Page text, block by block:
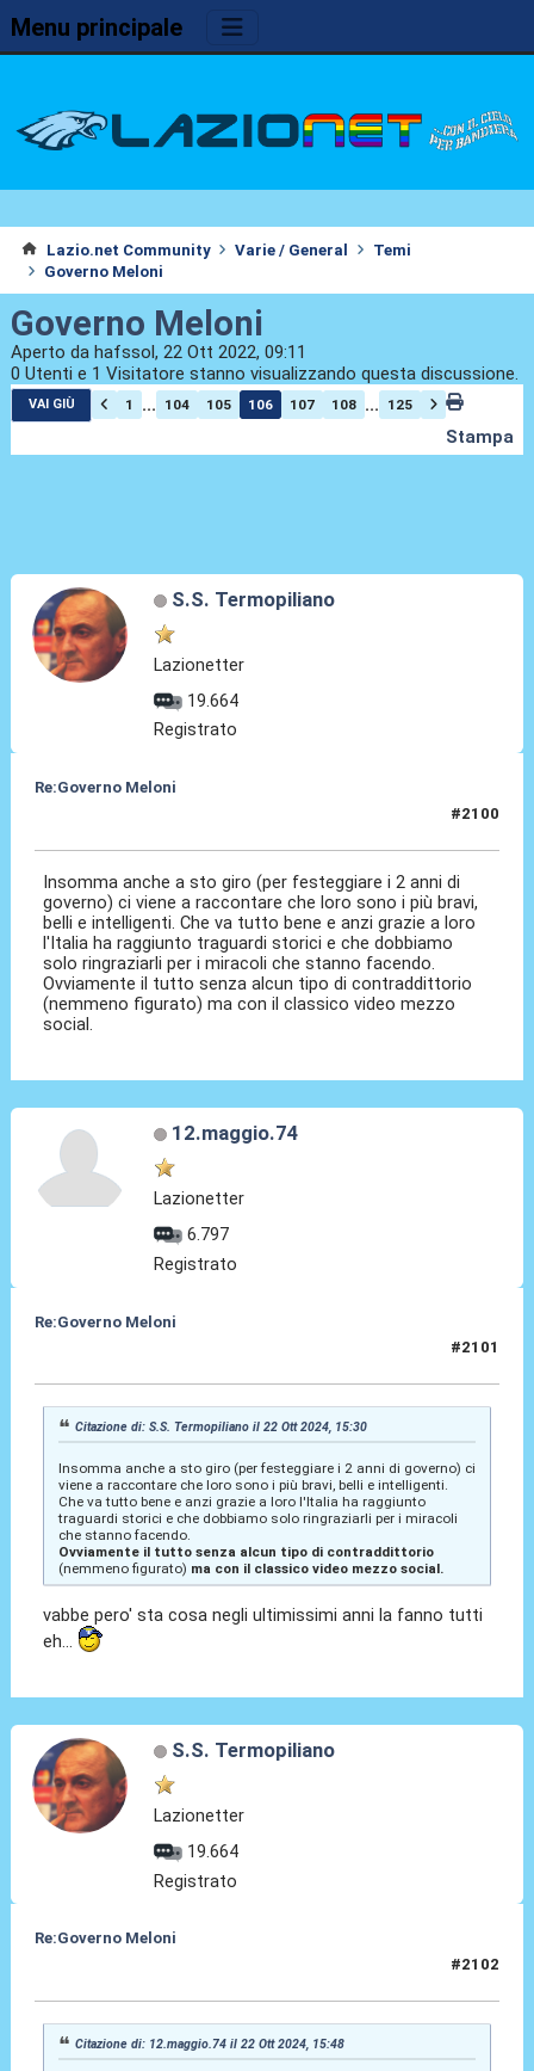
Menu principale
Lazio.net Community Varie / General
Temi
Governo Meloni
Governo Meloni
Aperto da hafssol, 22 Ott 2022, 09:11
0 Utenti e 1 Visitatore stanno visualizzando questa discussione.
VAI GIÙ 1 ... 104 105 106 107 108 ... 125
Stampa
S.S. Termopiliano
Lazionetter
19.664
Registrato
Re:Governo Meloni
#2100
Insomma anche a sto giro (per festeggiare i 2 anni di
governo) ci viene a raccontare che loro sono i più bravi,
belli e intelligenti. Che va tutto bene e anzi grazie a loro
l'Italia ha raggiunto traguardi storici e che dobbiamo
solo ringraziarli per i miracoli che stanno facendo.
Ovviamente il tutto senza alcun tipo di contraddittorio
(nemmeno figurato) ma con il classico video mezzo
social.
12.maggio.74
Lazionetter
6.797
Registrato
Re:Governo Meloni
#2101
Citazione di: S.S. Termopiliano il 22 Ott 2024, 15:30
Insomma anche a sto giro (per festeggiare i 2 anni di governo) ci
viene a raccontare che loro sono i più bravi, belli e intelligenti.
Che va tutto bene e anzi grazie a loro l'Italia ha raggiunto
traguardi storici e che dobbiamo solo ringraziarli per i miracoli
che stanno facendo.
Ovviamente il tutto senza alcun tipo di contraddittorio
(nemmeno figurato) ma con il classico video mezzo social.
vabbe pero' sta cosa negli ultimissimi anni la fanno tutti
eh...
S.S. Termopiliano
Lazionetter
19.664
Registrato
Re:Governo Meloni
#2102
Citazione di: 12.maggio.74 il 22 Ott 2024, 15:48